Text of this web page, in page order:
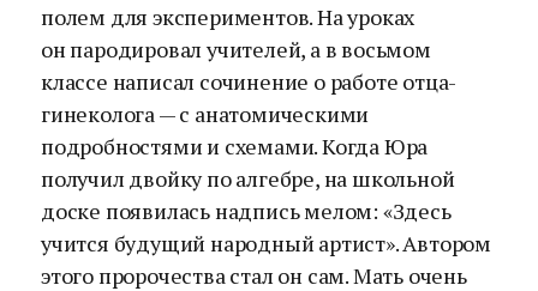
полем для экспериментов. На уроках
он пародировал учителей, а в восьмом
классе написал сочинение о работе отца-
гинеколога — с анатомическими
подробностями и схемами. Когда Юра
получил двойку по алгебре, на школьной
доске появилась надпись мелом: «Здесь
учится будущий народный артист». Автором
этого пророчества стал он сам. Мать очень